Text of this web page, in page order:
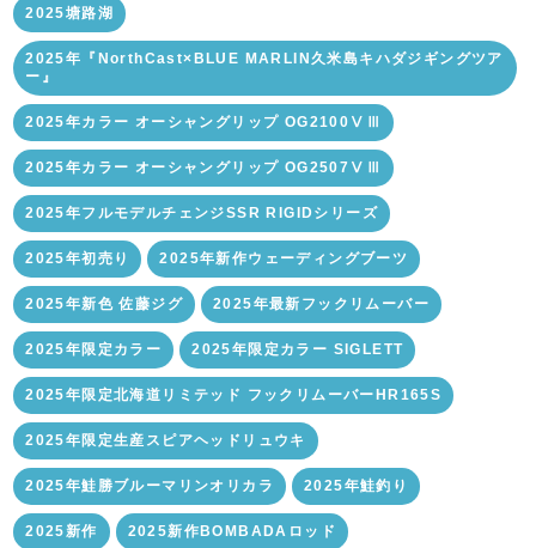
2025塘路湖
2025年『NorthCast×BLUE MARLIN久米島キハダジギングツア
ー』
2025年カラー オーシャングリップ OG2100ⅤⅢ
2025年カラー オーシャングリップ OG2507ⅤⅢ
2025年フルモデルチェンジSSR RIGIDシリーズ
2025年初売り 2025年新作ウェーディングブーツ
2025年新色 佐藤ジグ 2025年最新フックリムーバー
2025年限定カラー 2025年限定カラー SIGLETT
2025年限定北海道リミテッド フックリムーバーHR165S
2025年限定生産スピアヘッドリュウキ
2025年鮭勝ブルーマリンオリカラ 2025年鮭釣り
2025新作 2025新作BOMBADAロッド